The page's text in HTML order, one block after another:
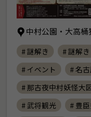
中村公園・大高
# 謎解き # 謎解
# イベント
# 名
# 那古夜中村妖怪大
# 武将観光
# 豊